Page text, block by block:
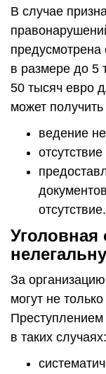
В случае
предусмотрена
в размере до 5
50 тысяч евро
может получить
ведение
отсутствие.
Уголовная
За
могут не
Преступлением
в таких случаях: